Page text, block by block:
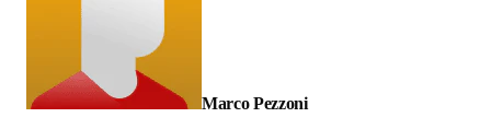
Marco Pezzoni